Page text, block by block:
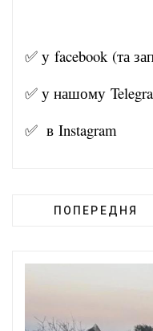
✅ у facebook(та
✅ у нашому
✅ в Instagram
ПОПЕРЕДНЯ